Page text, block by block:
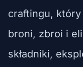
craftingu,
broni, zbroi i
składniki,